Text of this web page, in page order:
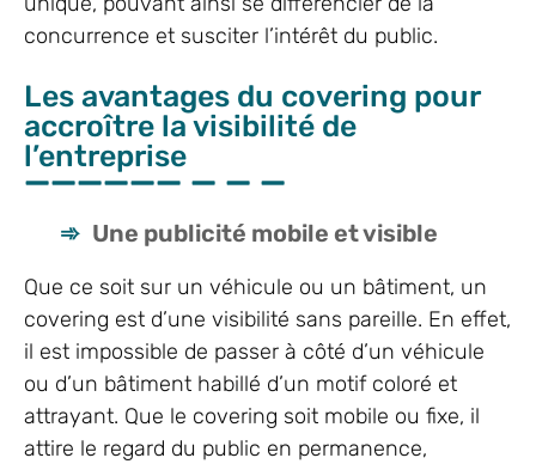
concurrence et susciter l’intérêt du public.
Les avantages du covering pour
accroître la visibilité de
l’entreprise
Une publicité mobile et visible
Que ce soit sur un véhicule ou un bâtiment, un
covering est d’une visibilité sans pareille. En effet,
il est impossible de passer à côté d’un véhicule
ou d’un bâtiment habillé d’un motif coloré et
attrayant. Que le covering soit mobile ou fixe, il
attire le regard du public en permanence,